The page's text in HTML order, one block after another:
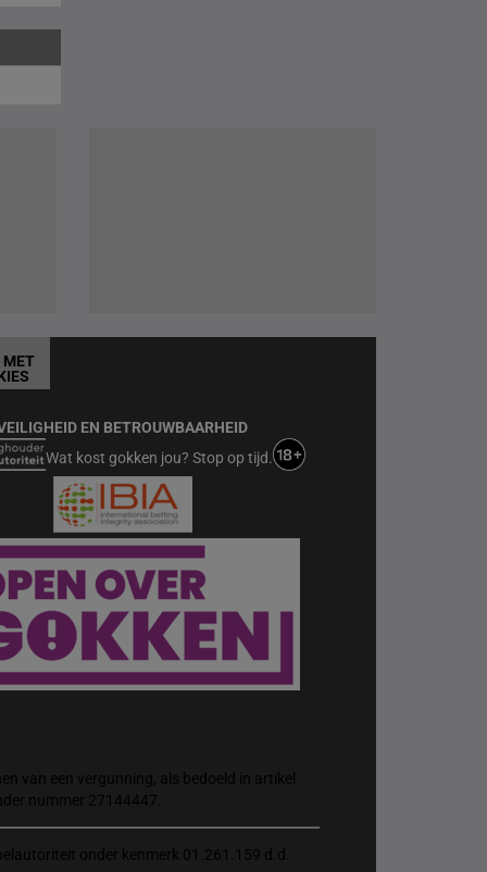
EN BETROUWBAARHEID
Wat kost gokken jou? Stop op tijd.
van een vergunning, als bedoeld in artikel
nummer 27144447.
onder kenmerk 01.261.159 d.d.